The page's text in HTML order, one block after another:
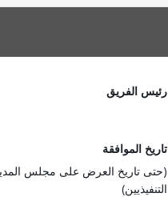
رئيس الفريق
تاريخ الموافقة
(حتى تاريخ العرض على مجلس
التنفيذيين)